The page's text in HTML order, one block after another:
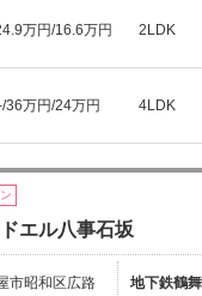
万円/16.6万円 2LDK
36万円/24万円 4LDK
エル八事石坂
市昭和区広路
地下鉄鶴